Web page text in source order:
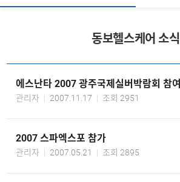
동보헬스케어 소식
에스난타 2007 광주국제실버박람회 참여
관리자 2007.11.17 조회 2951
2007 스파엑스포 참가
관리자 2007.05.21 조회 2895